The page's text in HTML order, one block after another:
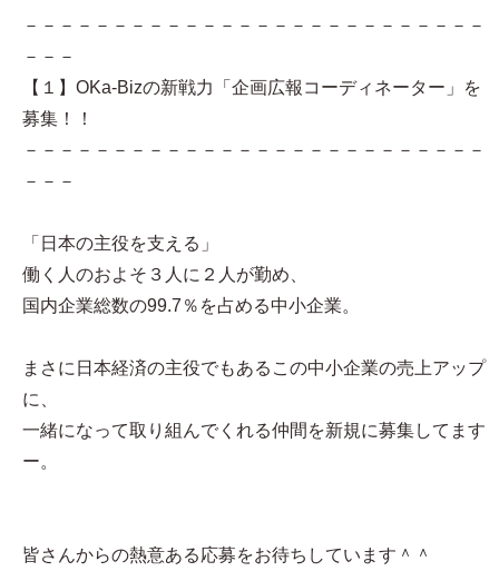
－－－－－－－－－－－－－－－－－－－－－－－－－－
－－－
【１】OKa-Bizの新戦力「企画広報コーディネーター」を
募集！！
－－－－－－－－－－－－－－－－－－－－－－－－－－
－－－
「日本の主役を支える」
働く人のおよそ３人に２人が勤め、
国内企業総数の99.7％を占める中小企業。
まさに日本経済の主役でもあるこの中小企業の売上アップ
に、
一緒になって取り組んでくれる仲間を新規に募集してます
ー。
皆さんからの熱意ある応募をお待ちしています＾＾